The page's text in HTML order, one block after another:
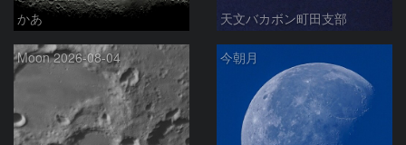
かあ 天文バカボン町田支部
Moon 2026-08-04 今朝月